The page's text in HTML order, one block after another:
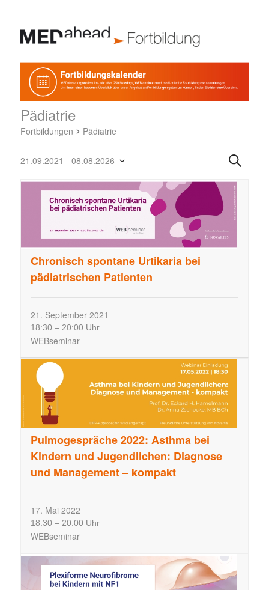
Pädiatrie
Fortbildungen Pädiatrie
F
i
l
u
c
h
e
u
n
n
Suche
21.09.2021 - 08.08.2026
wählen.
Chronisch spontane Urtikaria bei
pädiatrischen Patienten
21. September 2021
18:30 – 20:00 Uhr
WEBseminar
Pulmogespräche 2022: Asthma bei
Kindern und Jugendlichen: Diagnose
und Management – kompakt
17. Mai 2022
18:30 – 20:00 Uhr
WEBseminar